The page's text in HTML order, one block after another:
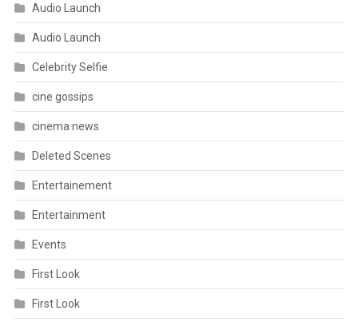
Audio Launch
Audio Launch
Celebrity Selfie
cine gossips
cinema news
Deleted Scenes
Entertainement
Entertainment
Events
First Look
First Look